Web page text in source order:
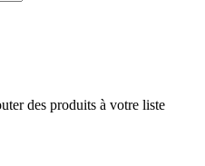
des produits à votre liste